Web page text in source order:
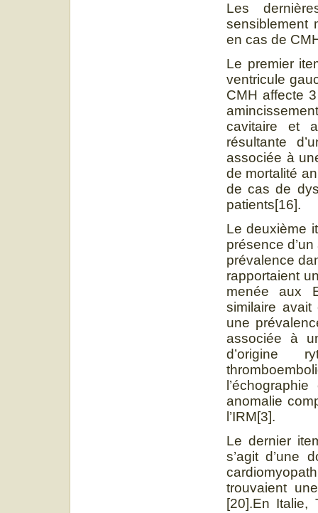
Les
sensiblement
en cas de
Le premier
ventricule
CMH affecte
cavitaire et
résultante
associée à
de mortalité
de cas de
patients[16].
Le deuxième
présence
prévalence
rapportaient
menée aux
similaire
une
associée à
d’origine
anomalie
l’IRM[3].
Le dernier
s’agit d’une
trouvaient
[20].En Italie,